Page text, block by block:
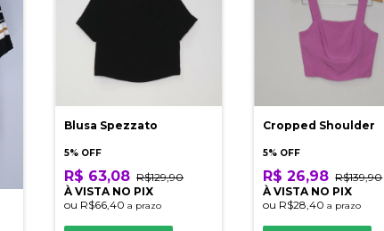
Blusa Spezzato
5% OFF
R$ 63,08 R$129,90
À VISTA NO PIX
ou R$66,40a prazo
Cropped Shoulder
5% OFF
R$ 26,98 R$139,90
À VISTA NO PIX
ou R$28,40a prazo